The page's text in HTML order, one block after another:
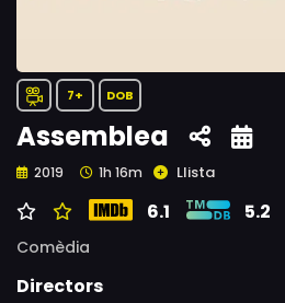
7+ DOB
Assemblea
2019 1h 16m Llista
6.1 5.2
Comèdia
Directors